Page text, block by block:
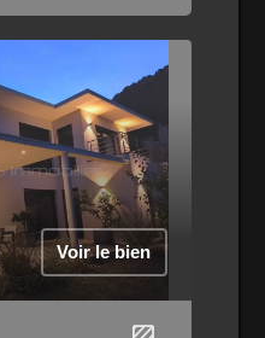
Voir le bien